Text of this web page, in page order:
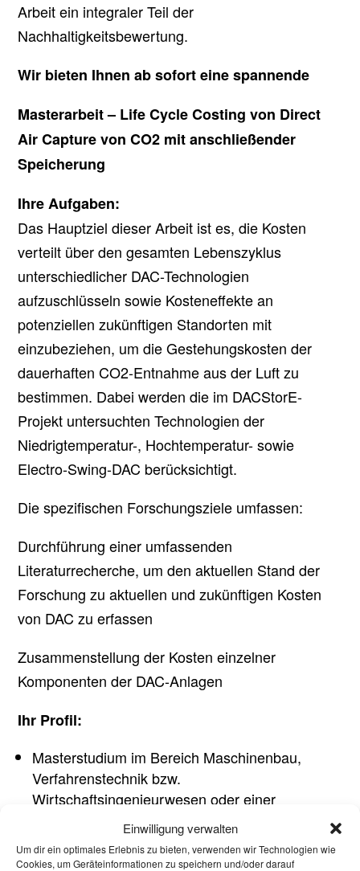
Einwilligung verwalten
Um dir ein optimales Erlebnis zu bieten, verwenden wir Technologien wie
Cookies, um Geräteinformationen zu speichern und/oder darauf
Arbeit ein integraler Teil der
Nachhaltigkeitsbewertung.
Wir bieten Ihnen ab sofort eine spannende
Masterarbeit – Life Cycle Costing von Direct
Air Capture von CO2 mit anschließender
Speicherung
Ihre Aufgaben:
Das Hauptziel dieser Arbeit ist es, die Kosten
verteilt über den gesamten Lebenszyklus
unterschiedlicher DAC-Technologien
aufzuschlüsseln sowie Kosteneffekte an
potenziellen zukünftigen Standorten mit
einzubeziehen, um die Gestehungskosten der
dauerhaften CO2-Entnahme aus der Luft zu
bestimmen. Dabei werden die im DACStorE-
Projekt untersuchten Technologien der
Niedrigtemperatur-, Hochtemperatur- sowie
Electro-Swing-DAC berücksichtigt.
Die spezifischen Forschungsziele umfassen:
Durchführung einer umfassenden
Literaturrecherche, um den aktuellen Stand der
Forschung zu aktuellen und zukünftigen Kosten
von DAC zu erfassen
Zusammenstellung der Kosten einzelner
Komponenten der DAC-Anlagen
Ihr Profil:
Masterstudium im Bereich Maschinenbau,
Verfahrenstechnik bzw.
Wirtschaftsingenieurwesen oder einer
vergleichbaren Fachrichtung
Erfahrung in und/oder Interesse an
lebenszyklusbasiertem Denken (Life Cycle